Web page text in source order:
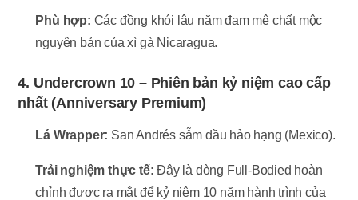
Phù hợp: Các đồng khói lâu năm đam mê chất mộc
nguyên bản của xì gà Nicaragua.
4. Undercrown 10 – Phiên bản kỷ niệm cao cấp
nhất (Anniversary Premium)
Lá Wrapper: San Andrés sẫm dầu hảo hạng (Mexico).
Trải nghiệm thực tế: Đây là dòng Full-Bodied hoàn
chỉnh được ra mắt để kỷ niệm 10 năm hành trình của